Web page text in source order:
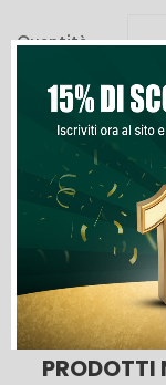
Quantità
Lista Dei
PRODOTTI